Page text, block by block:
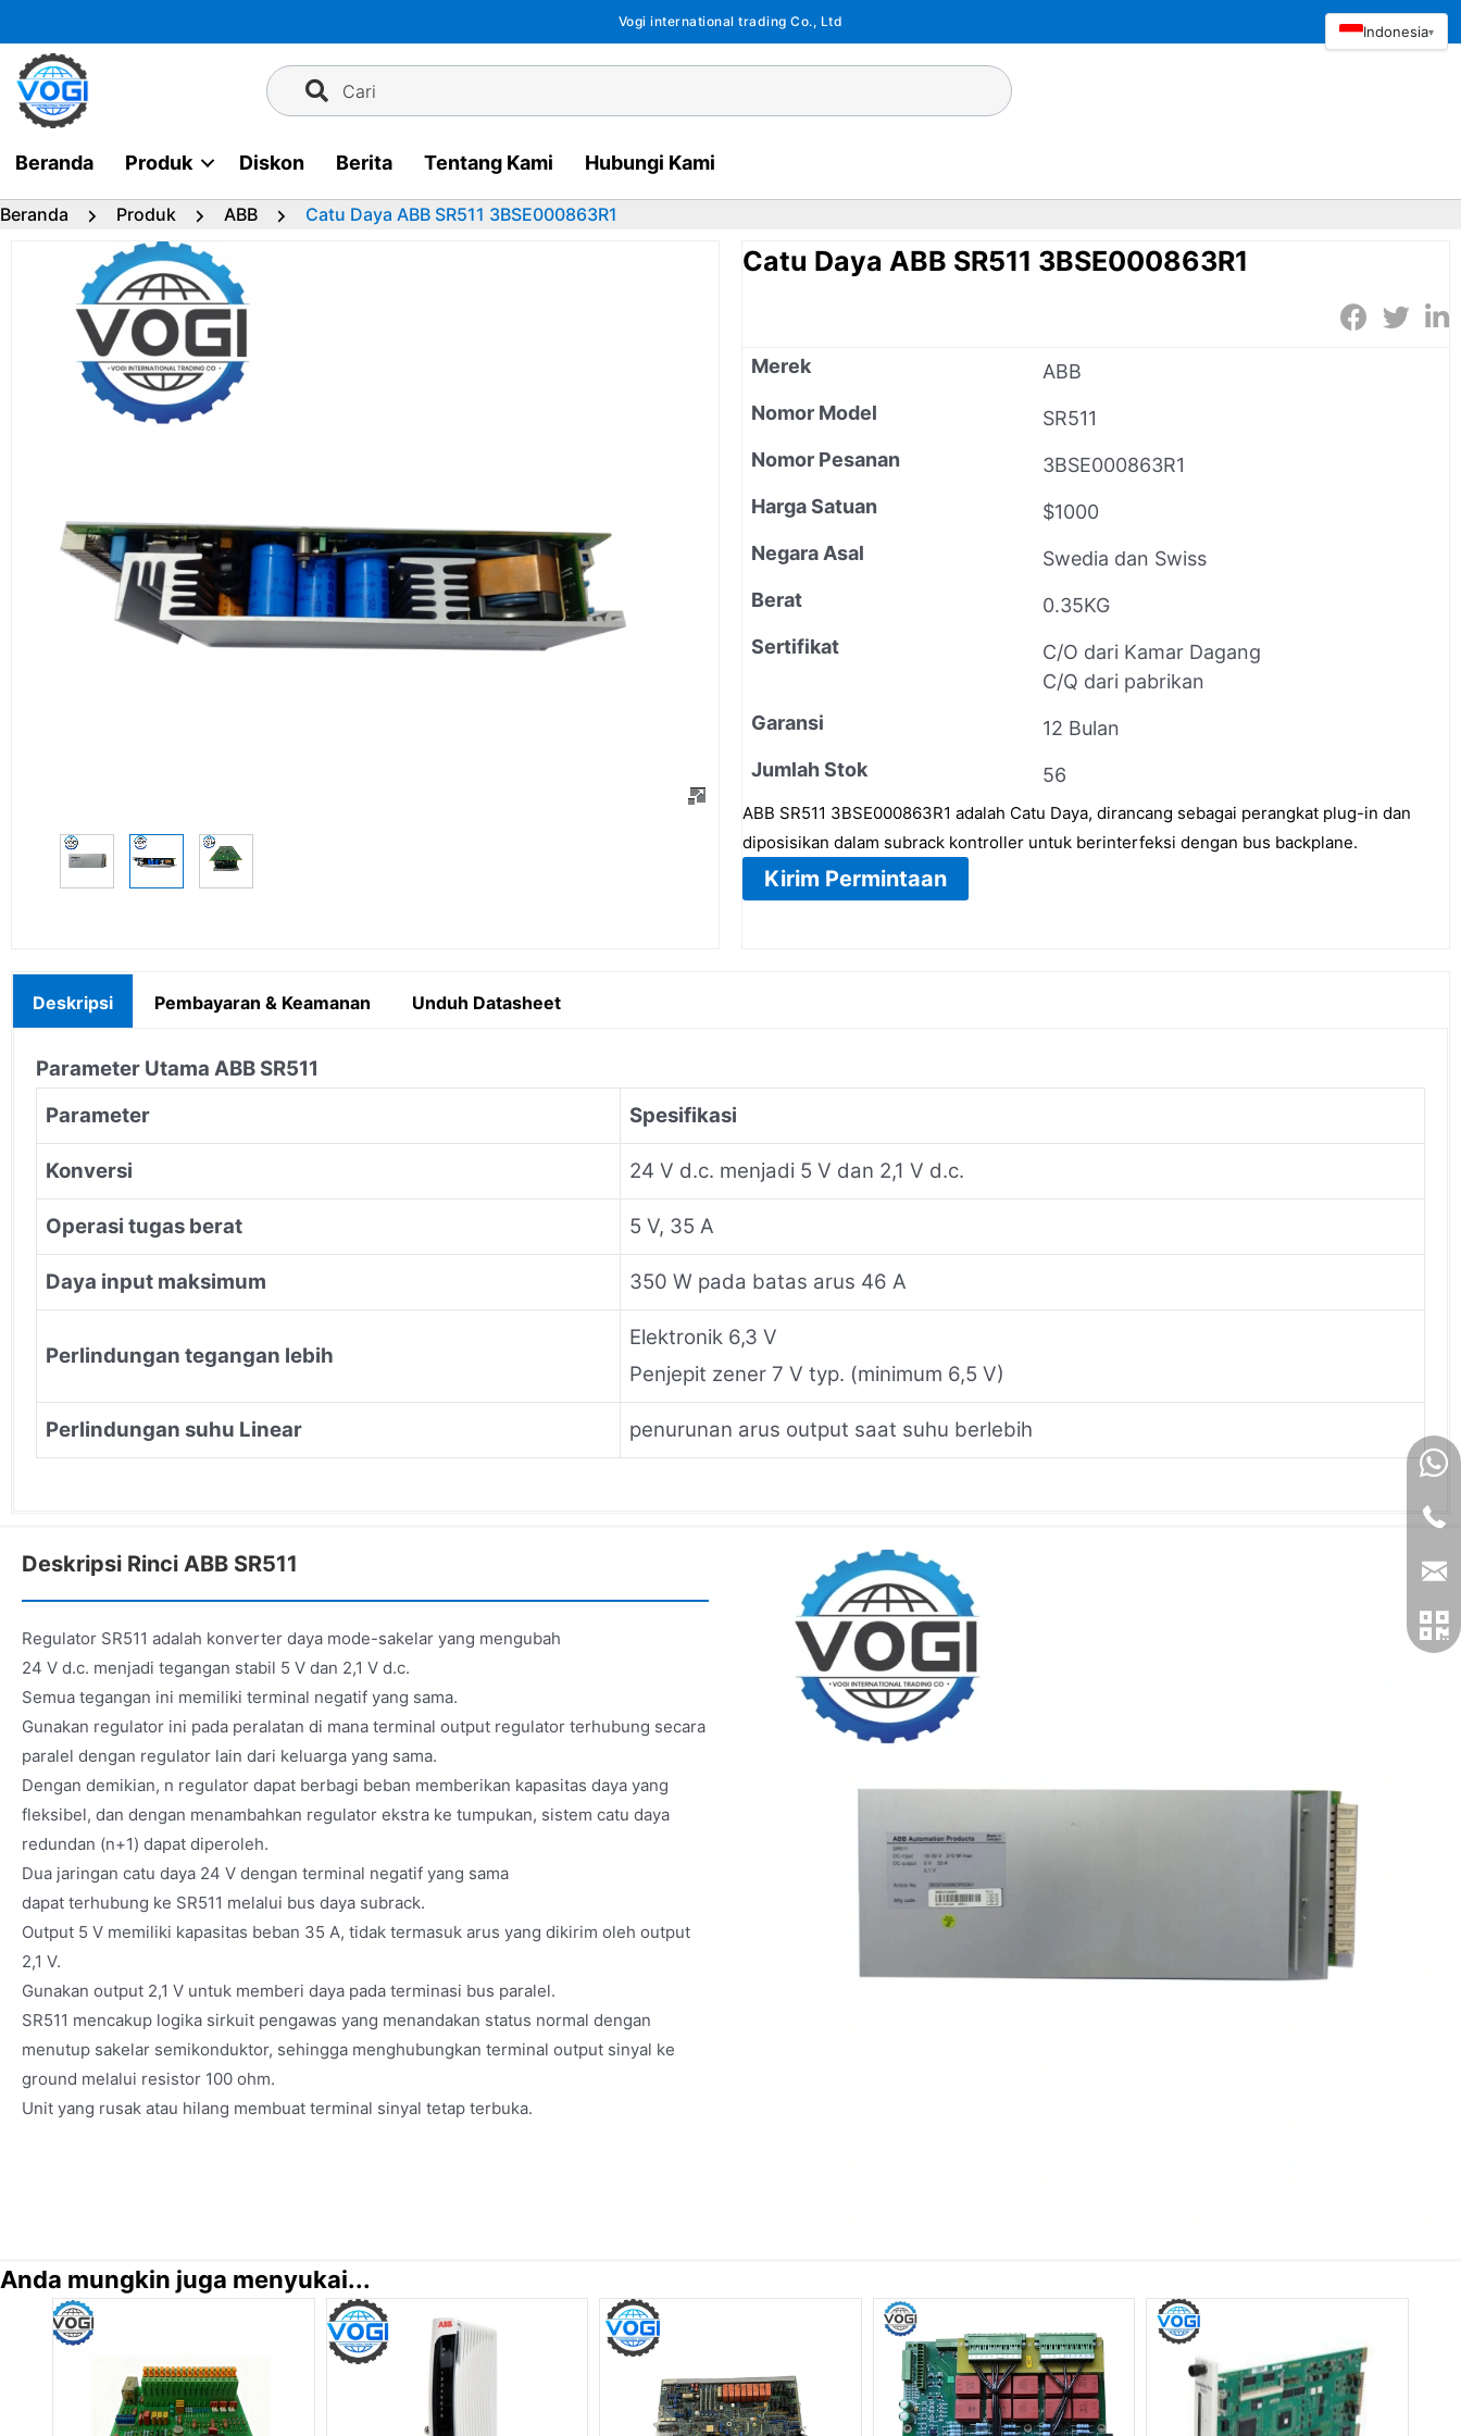
ke
konten
Vogi international trading Co., Ltd
Cari
Beranda Produk Diskon Berita Tentang Kami Hubungi Kami
Beranda Produk ABB Catu Daya ABB SR511 3BSE000863R1
Catu Daya ABB SR511 3BSE000863R1
Merek
ABB
Nomor Model
SR511
Nomor Pesanan
3BSE000863R1
Harga Satuan
$1000
Negara Asal
Swedia dan Swiss
Berat
0.35KG
Sertifikat
C/O dari Kamar Dagang
C/Q dari pabrikan
Garansi
12 Bulan
Jumlah Stok
56
ABB SR511 3BSE000863R1 adalah Catu Daya, dirancang sebagai perangkat plug-in dan
diposisikan dalam subrack kontroller untuk berinterfeksi dengan bus backplane.
Kirim Permintaan
Deskripsi Pembayaran & Keamanan Unduh Datasheet
Parameter Utama ABB SR511
Parameter
Spesifikasi
Konversi 24 V d.c. menjadi 5 V dan 2,1 V d.c.
Operasi tugas berat 5 V, 35 A
Daya input maksimum 350 W pada batas arus 46 A
Perlindungan tegangan lebih
Elektronik 6,3 V
Penjepit zener 7 V typ. (minimum 6,5 V)
Perlindungan suhu Linear penurunan arus output saat suhu berlebih
Deskripsi Rinci ABB SR511
Regulator SR511 adalah konverter daya mode-sakelar yang mengubah
24 V d.c. menjadi tegangan stabil 5 V dan 2,1 V d.c.
Semua tegangan ini memiliki terminal negatif yang sama.
Gunakan regulator ini pada peralatan di mana terminal output regulator terhubung secara
paralel dengan regulator lain dari keluarga yang sama.
Dengan demikian, n regulator dapat berbagi beban memberikan kapasitas daya yang
fleksibel, dan dengan menambahkan regulator ekstra ke tumpukan, sistem catu daya
redundan (n+1) dapat diperoleh.
Dua jaringan catu daya 24 V dengan terminal negatif yang sama
dapat terhubung ke SR511 melalui bus daya subrack.
Output 5 V memiliki kapasitas beban 35 A, tidak termasuk arus yang dikirim oleh output
2,1 V.
Gunakan output 2,1 V untuk memberi daya pada terminasi bus paralel.
SR511 mencakup logika sirkuit pengawas yang menandakan status normal dengan
menutup sakelar semikonduktor, sehingga menghubungkan terminal output sinyal ke
ground melalui resistor 100 ohm.
Unit yang rusak atau hilang membuat terminal sinyal tetap terbuka.
Anda mungkin juga menyukai...
Indonesia▾